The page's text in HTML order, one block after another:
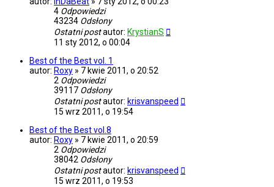
4 Odpowiedzi
43234 Odsłony
Ostatni postautor: KrystianS
11 sty 2012, o 00:04
Best of the Best vol. 1
autor: Roxy » 7 kwie 2011, o 20:52
2 Odpowiedzi
39117 Odsłony
Ostatni postautor: krisvanspeed
15 wrz 2011, o 19:54
Best of the Best vol.8
autor: Roxy » 7 kwie 2011, o 20:59
2 Odpowiedzi
38042 Odsłony
Ostatni postautor: krisvanspeed
15 wrz 2011, o 19:53